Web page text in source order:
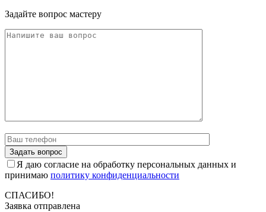
Задайте вопрос мастеру
Я даю согласие на обработку персональных данных и
принимаю политику конфиденциальности
СПАСИБО!
Заявка отправлена